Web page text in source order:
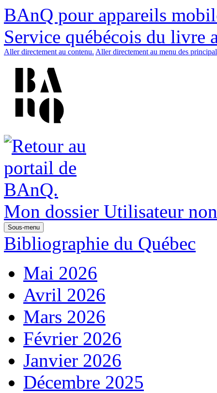
BAnQ pour appareils
Service québécois du livre
Aller directement au contenu. Aller directement au menu des
Mon dossier Utilisateur
Sous-menu
Bibliographie du Québec
Mai 2026
Avril 2026
Mars 2026
Février 2026
Janvier 2026
Décembre 2025